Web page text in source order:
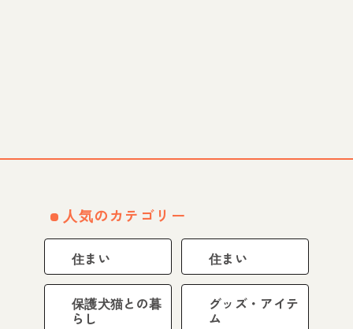
人気のカテゴリー
住まい 住まい
保護犬猫との暮
らし
グッズ・アイテ
ム